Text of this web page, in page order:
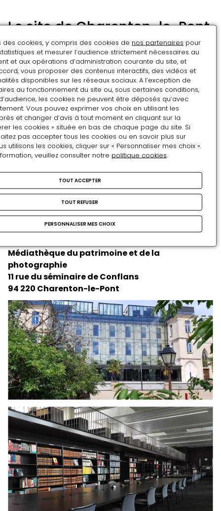
Le site de Charenton-le-Pont
Le site de Conflans est un domaine aristocratique
ancien, dont les premières traces remontent au 14e
siècle et qui fut transformé en école par une
congrégation religieuse au 19e siècle.
Considérablement transformé au fil des siècles, il fut
peu à peu démantelé. Aujourd’hui, le site est
composé d’un ensemble de bâtiments remontant
essentiellement au 19e siècle et réhabilités entre
2009 et 2014.
emprise d’un hectare localisée au bout d’une
impasse fleurie, calme et protégée de la circulation
environnante. Il se compose de plusieurs bâtiments
d’une superficie totale de plus de 6 000 m2 et
héberge aujourd’hui bureaux, magasins d’archives,
salles de réunion, ainsi qu’un auditorium.
Médiathèque du patrimoine et de la
photographie
11 rue du séminaire de Conflans
94 220 Charenton-le-Pont
des cookies, y compris des cookies de nos partenaires pour
et mesurer l’audience strictement nécessaires au
et aux opérations d’administration courante du site, et
vous proposer des contenus interactifs, des vidéos et
disponibles sur les réseaux sociaux. A l’exception de
au fonctionnement du site ou, sous certaines conditions,
les cookies ne peuvent être déposés qu’avec
Vous pouvez exprimer vos choix en utilisant les
et changer d’avis à tout moment en cliquant sur la
les cookies » située en bas de chaque page du site. Si
pas accepter tous les cookies ou en savoir plus sur
utilisons les cookies, cliquer sur « Personnaliser mes choix ».
veuillez consulter notre politique cookies.
TOUT ACCEPTER
TOUT REFUSER
PERSONNALISER MES CHOIX